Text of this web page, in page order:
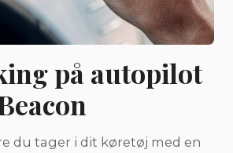
på autopilot
du tager i dit køretøj med en